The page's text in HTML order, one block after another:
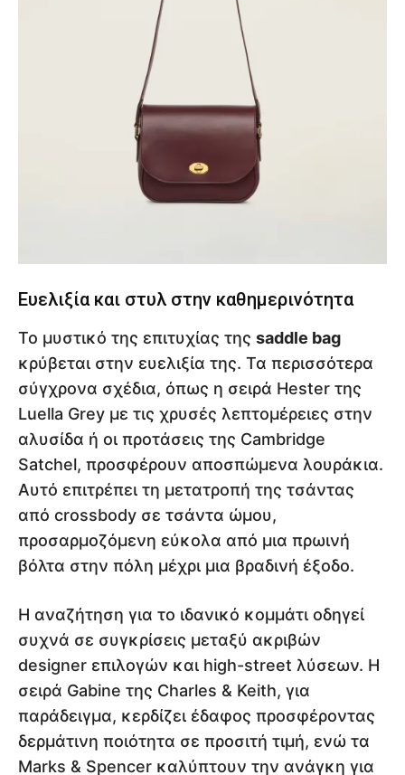
Ευελιξία και στυλ στην καθημερινότητα
Το μυστικό της επιτυχίας της saddle bag
κρύβεται στην ευελιξία της. Τα περισσότερα
σύγχρονα σχέδια, όπως η σειρά Hester της
Luella Grey με τις χρυσές λεπτομέρειες στην
αλυσίδα ή οι προτάσεις της Cambridge
Satchel, προσφέρουν αποσπώμενα λουράκια.
Αυτό επιτρέπει τη μετατροπή της τσάντας
από crossbody σε τσάντα ώμου,
προσαρμοζόμενη εύκολα από μια πρωινή
βόλτα στην πόλη μέχρι μια βραδινή έξοδο.
Η αναζήτηση για το ιδανικό κομμάτι οδηγεί
συχνά σε συγκρίσεις μεταξύ ακριβών
designer επιλογών και high-street λύσεων. Η
σειρά Gabine της Charles & Keith, για
παράδειγμα, κερδίζει έδαφος προσφέροντας
δερμάτινη ποιότητα σε προσιτή τιμή, ενώ τα
Marks & Spencer καλύπτουν την ανάγκη για